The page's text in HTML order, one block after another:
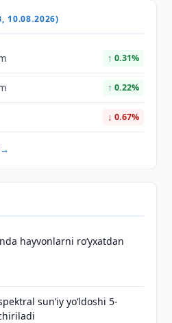
10.08.2026)
↑ 0.31%
↑ 0.22%
↓ 0.67%
hayvonlarni ro‘yxatdan
sun’iy yo‘ldoshi 5-